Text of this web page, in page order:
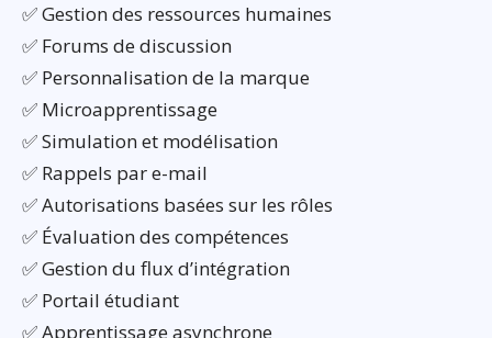
✅ Gestion des ressources humaines
✅ Forums de discussion
✅ Personnalisation de la marque
✅ Microapprentissage
✅ Simulation et modélisation
✅ Rappels par e-mail
✅ Autorisations basées sur les rôles
✅ Évaluation des compétences
✅ Gestion du flux d’intégration
✅ Portail étudiant
✅ Apprentissage asynchrone